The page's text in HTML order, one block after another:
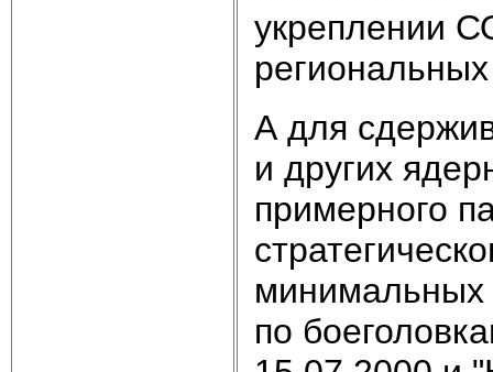
укреплении
А для
и других
примерного
минимальных
по